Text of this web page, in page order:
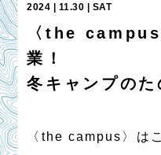
2024 | 11.30 | SAT
〈the campus
業！
冬キャンプのた
〈the campus〉は